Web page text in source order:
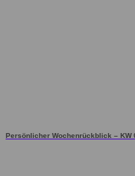
Persönlicher Wochenrückblick – KW